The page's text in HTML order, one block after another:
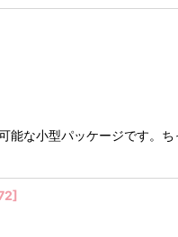
能な小型パッケージです。
]